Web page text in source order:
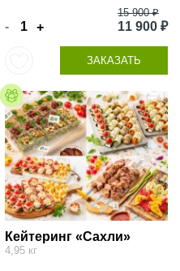
- +
15 900 ₽
11 900 ₽
ЗАКАЗАТЬ
Кейтеринг «Сахли»
4,95 кг